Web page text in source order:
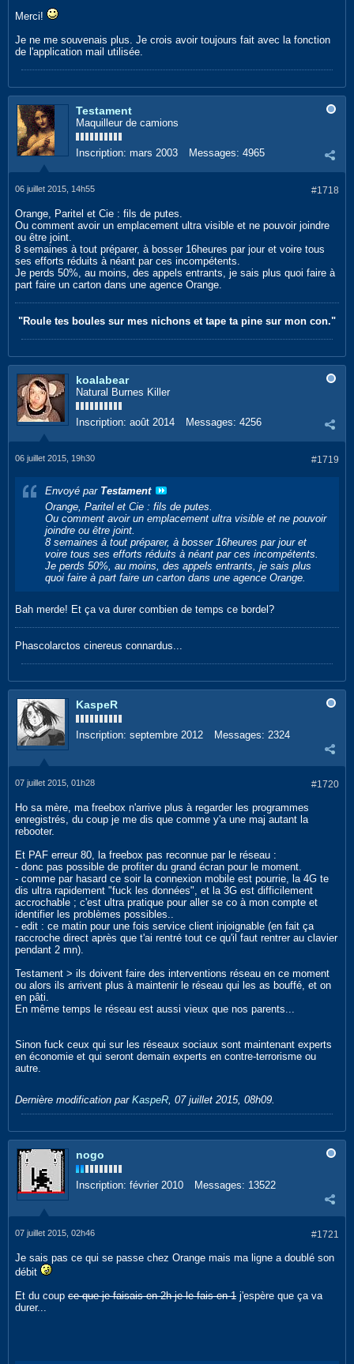
Merci!
Je ne me souvenais plus. Je crois avoir toujours fait avec la fonction
de l'application mail utilisée.
Testament
Maquilleur de camions
Inscription: mars 2003 Messages: 4965
#1718
06 juillet 2015, 14h55
Orange, Paritel et Cie : fils de putes.
Ou comment avoir un emplacement ultra visible et ne pouvoir joindre
ou être joint.
8 semaines à tout préparer, à bosser 16heures par jour et voire tous
ses efforts réduits à néant par ces incompétents.
Je perds 50%, au moins, des appels entrants, je sais plus quoi faire à
part faire un carton dans une agence Orange.
"Roule tes boules sur mes nichons et tape ta pine sur mon con."
koalabear
Natural Burnes Killer
Inscription: août 2014 Messages: 4256
#1719
06 juillet 2015, 19h30
Envoyé par Testament
Orange, Paritel et Cie : fils de putes.
Ou comment avoir un emplacement ultra visible et ne pouvoir
joindre ou être joint.
8 semaines à tout préparer, à bosser 16heures par jour et
voire tous ses efforts réduits à néant par ces incompétents.
Je perds 50%, au moins, des appels entrants, je sais plus
quoi faire à part faire un carton dans une agence Orange.
Bah merde! Et ça va durer combien de temps ce bordel?
Phascolarctos cinereus connardus...
KaspeR
Inscription: septembre 2012 Messages: 2324
#1720
07 juillet 2015, 01h28
Ho sa mère, ma freebox n'arrive plus à regarder les programmes
enregistrés, du coup je me dis que comme y'a une maj autant la
rebooter.
Et PAF erreur 80, la freebox pas reconnue par le réseau :
- donc pas possible de profiter du grand écran pour le moment.
- comme par hasard ce soir la connexion mobile est pourrie, la 4G te
dis ultra rapidement "fuck les données", et la 3G est difficilement
accrochable ; c'est ultra pratique pour aller se co à mon compte et
identifier les problèmes possibles..
- edit : ce matin pour une fois service client injoignable (en fait ça
raccroche direct après que t'ai rentré tout ce qu'il faut rentrer au clavier
pendant 2 mn).
Testament > ils doivent faire des interventions réseau en ce moment
ou alors ils arrivent plus à maintenir le réseau qui les as bouffé, et on
en pâti.
En même temps le réseau est aussi vieux que nos parents...
Sinon fuck ceux qui sur les réseaux sociaux sont maintenant experts
en économie et qui seront demain experts en contre-terrorisme ou
autre.
Dernière modification par KaspeR, 07 juillet 2015, 08h09.
nogo
Inscription: février 2010 Messages: 13522
#1721
07 juillet 2015, 02h46
Je sais pas ce qui se passe chez Orange mais ma ligne a doublé son
débit
Et du coup ce que je faisais en 2h je le fais en 1 j'espère que ça va
durer...